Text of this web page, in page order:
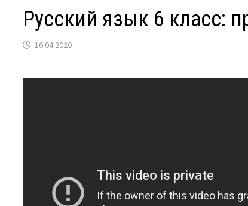
Русский язык 6 класс:
16.04.2020